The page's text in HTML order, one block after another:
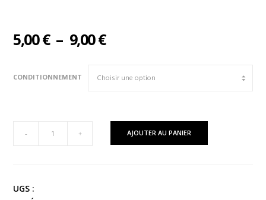
5,00€ – 9,00€Plage
5,00 €
9,00 €
CONDITIONNEMENT
/
- + AJOUTER AU PANIER
UGS :